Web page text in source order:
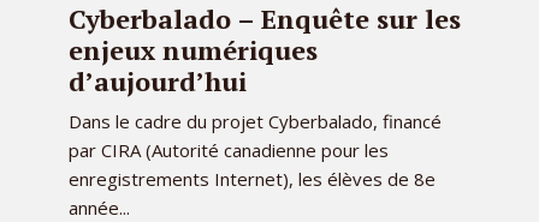
Cyberbalado – Enquête sur les
enjeux numériques
d’aujourd’hui
Dans le cadre du projet Cyberbalado, financé
par CIRA (Autorité canadienne pour les
enregistrements Internet), les élèves de 8e
année...